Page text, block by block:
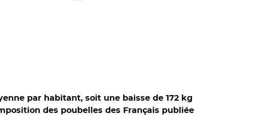
par habitant, soit une baisse de 172 kg
des poubelles des Français publiée